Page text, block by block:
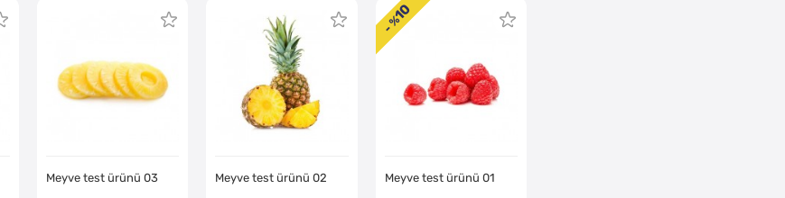
Meyve test ürünü 03 Meyve test ürünü 02 Meyve test ürünü 01
- %
10